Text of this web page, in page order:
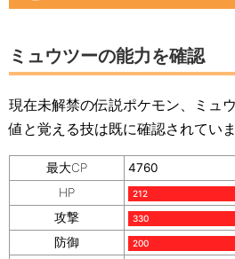
ミュウツーの能力を確認
現在未解禁の伝説ポケモン、ミュ
値と覚える技は既に確認されていま
最大CP
4760
HP
212
攻撃 330
防御 200